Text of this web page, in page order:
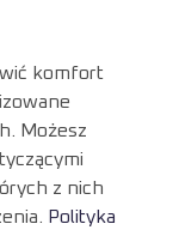
komfort
Możesz
z nich
Polityka